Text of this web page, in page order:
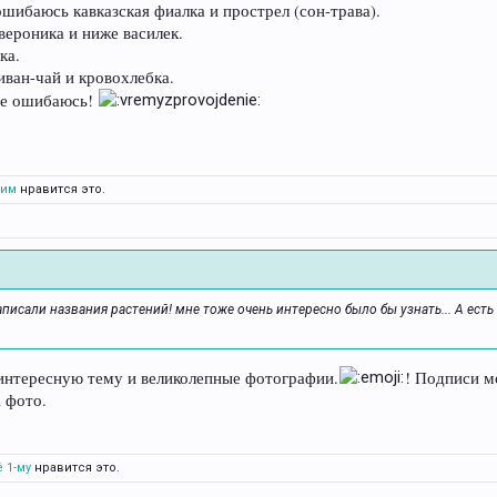
кавказская фиалка и прострел (сон-трава).
и ниже василек.
чай и кровохлебка.
ошибаюсь!
нравится это.
названия растений! мне тоже очень интересно было бы узнать... А
тему и великолепные фотографии.
! Подписи
фото.
1-му нравится это.